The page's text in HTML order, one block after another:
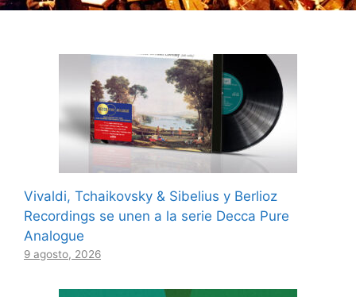
Vivaldi, Tchaikovsky & Sibelius y Berlioz
Recordings se unen a la serie Decca Pure
Analogue
9 agosto, 2026